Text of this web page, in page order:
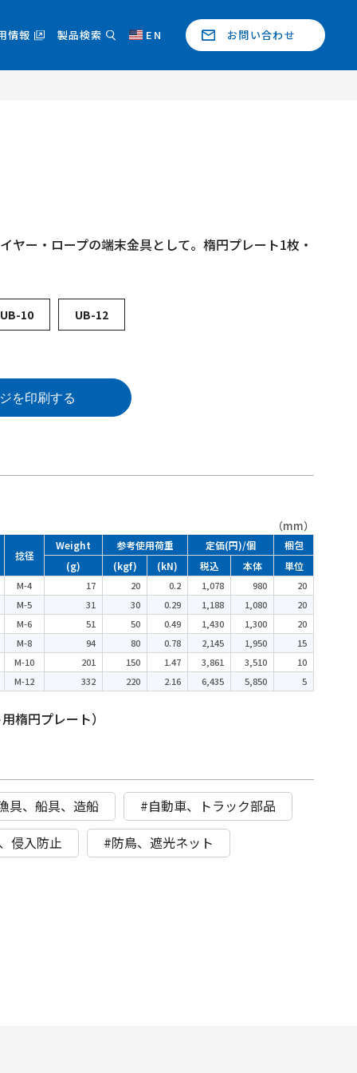
情報 製品検索 EN お問い合わせ
ヤー・ロープの端末金具として。楕円プレート1枚・
UB-10 UB-12
を印刷する
（mm）
捻径
Weight 参考使用荷重 定価(円)/個
梱包
(g)
(kgf) (kN) 税込 本体 単位
M-4 17 20 0.2 1,078 980
20
M-5
31 30 0.29 1,188 1,080
20
M-6
51 50 0.49 1,430 1,300
20
M-8
94 80 0.78 2,145 1,950
15
M-10
201 150 1.47 3,861 3,510
10
M-12
332 220 2.16 6,435 5,850 5
楕円プレート）
具、船具、造船
#自動車、トラック部品
侵入防止
#防鳥、遮光ネット